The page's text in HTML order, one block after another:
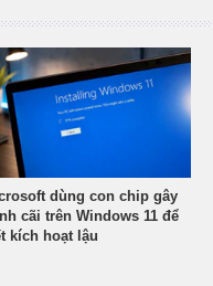
dùng con chip gây
cãi trên Windows 11 để
kích hoạt lậu